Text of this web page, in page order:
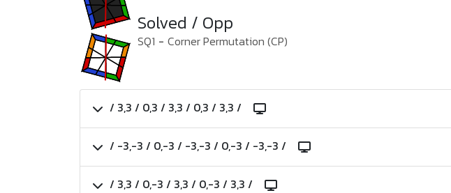
Solved / Opp
SQ1 - Corner Permutation (CP)
/ 3,3 / 0,3 / 3,3 / 0,3 / 3,3 /
/ -3,-3 / 0,-3 / -3,-3 / 0,-3 / -3,-3 /
/ 3,3 / 0,-3 / 3,3 / 0,-3 / 3,3 /